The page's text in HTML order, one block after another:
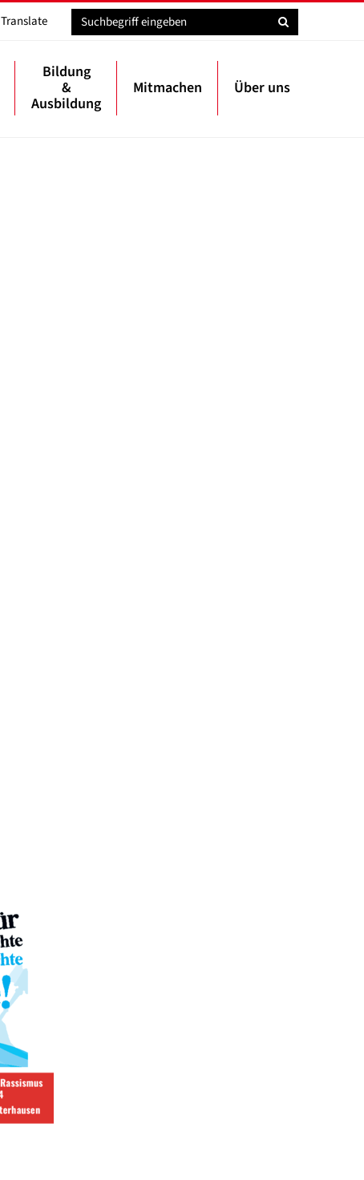
Translate
Bildung
&
Ausbildung
Mitmachen Über uns